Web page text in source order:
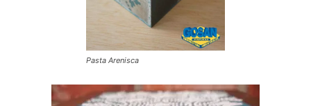
Pasta Arenisca